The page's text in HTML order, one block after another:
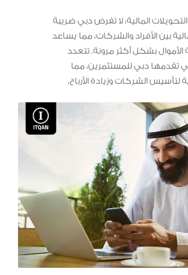
المالية: لا تفرض دبي ضريبة
بين الأفراد والشركات، مما يساعد
بشكل أكثر مرونة. تتعدد
تقدمها دبي للمستثمرين، مما
لتأسيس الشركات وزيادة الأرباح.